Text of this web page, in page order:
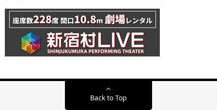
Back to Top